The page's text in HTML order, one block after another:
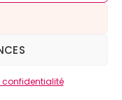
confidentialité